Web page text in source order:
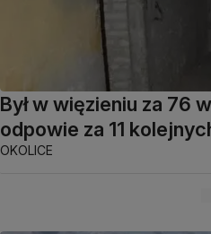
Był w więzieniu za 76
odpowie za 11
OKOLICE